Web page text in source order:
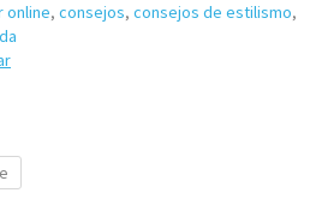
online, consejos, consejos de estilismo,